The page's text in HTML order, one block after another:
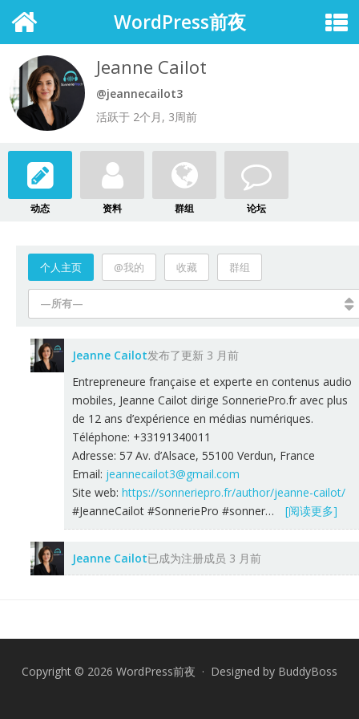
WordPress前夜
Jeanne Cailot
@jeannecailot3
活跃于 2个月, 3周前
动态 资料 群组 论坛
个人主页 @我的 收藏 群组
—所有—
Jeanne Cailot发布了更新 3 月前
Entrepreneure française et experte en contenus audio
mobiles, Jeanne Cailot dirige SonneriePro.fr avec plus
de 12 ans d’expérience en médias numériques.
Téléphone: +33191340011
Adresse: 57 Av. d’Alsace, 55100 Verdun, France
Email: jeannecailot3@gmail.com
Site web: https://sonneriepro.fr/author/jeanne-cailot/
#JeanneCailot #SonneriePro #sonner…
[阅读更多]
Jeanne Cailot已成为注册成员 3 月前
Copyright © 2026 WordPress前夜 · Designed by BuddyBoss